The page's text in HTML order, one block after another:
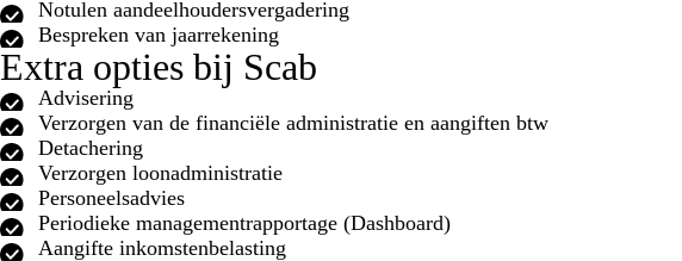
Notulen aandeelhoudersvergadering
Bespreken van jaarrekening
Extra opties bij Scab
Advisering
Verzorgen van de financiële administratie en aangiften btw
Detachering
Verzorgen loonadministratie
Personeelsadvies
Periodieke managementrapportage (Dashboard)
Aangifte inkomstenbelasting